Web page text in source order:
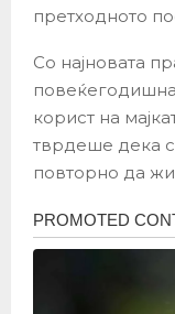
претходното
Со најновата
корист на
тврдеше дека
повторно да